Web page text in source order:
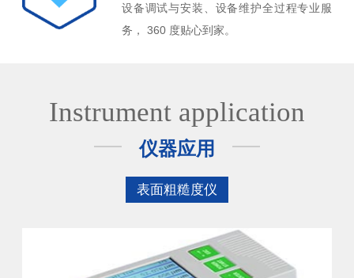
设备调试与安装、设备维护全过程专业服
务， 360 度贴心到家。
Instrument application
仪器应用
表面粗糙度仪